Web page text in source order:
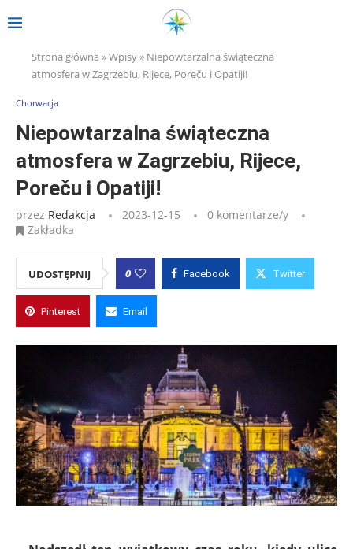
Strona główna »Wpisy» Niepowtarzalna świąteczna
atmosfera w Zagrzebiu, Rijece, Poreču i Opatiji!
Chorwacja
Niepowtarzalna świąteczna
atmosfera w Zagrzebiu, Rijece,
Poreču i Opatiji!
przez Redakcja 2023-12-15
0 komentarze/y
Zakładka
UDOSTĘPNIJ 0 Facebook Twitter
Pinterest Email